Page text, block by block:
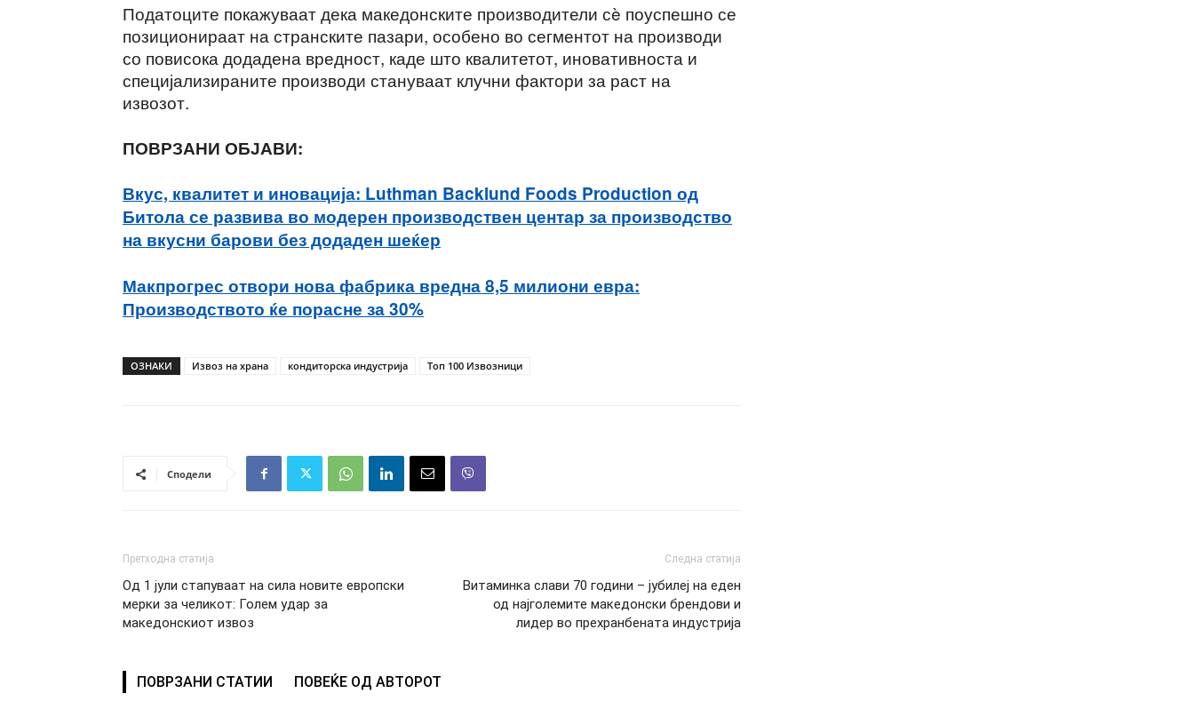
Податоците покажуваат дека македонските производители сè поуспешно се
позиционираат на странските пазари, особено во сегментот на производи
со повисока додадена вредност, каде што квалитетот, иновативноста и
специјализираните производи стануваат клучни фактори за раст на
извозот.
ПОВРЗАНИ ОБЈАВИ:
Вкус, квалитет и иновација: Luthman Backlund Foods Production од
Битола се развива во модерен производствен центар за производство
на вкусни барови без додаден шеќер
Макпрогрес отвори нова фабрика вредна 8,5 милиони евра:
Производството ќе порасне за 30%
ОЗНАКИ Извоз на храна кондиторска индустрија Топ 100 Извозници
Сподели
Претходна статија
Од 1 јули стапуваат на сила новите европски
мерки за челикот: Голем удар за
македонскиот извоз
Следна статија
Витаминка слави 70 години – јубилеј на еден
од најголемите македонски брендови и
лидер во прехранбената индустрија
ПОВРЗАНИ СТАТИИ ПОВЕЌЕ ОД АВТОРОТ